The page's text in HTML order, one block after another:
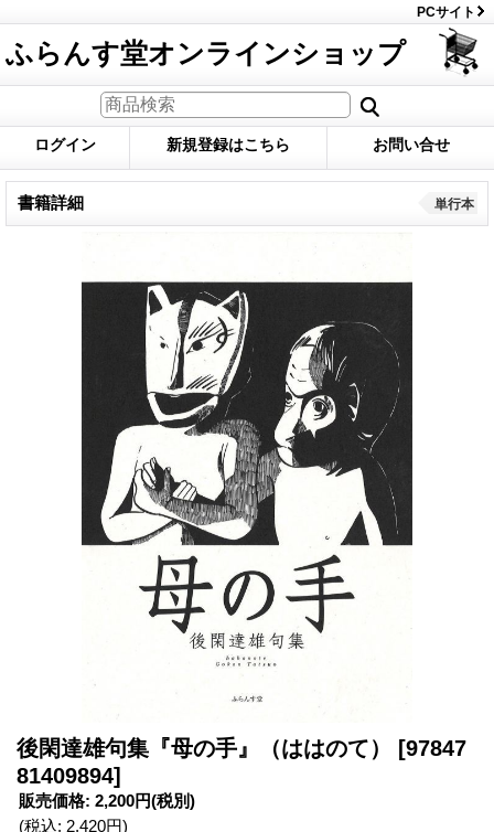
PCサイト
ふらんす堂オンラインショップ
ログイン 新規登録はこちら お問い合せ
書籍詳細 単行本
後閑達雄句集『母の手』（ははのて）
[97847
81409894]
販売価格: 2,200円(税別)
(税込: 2,420円)